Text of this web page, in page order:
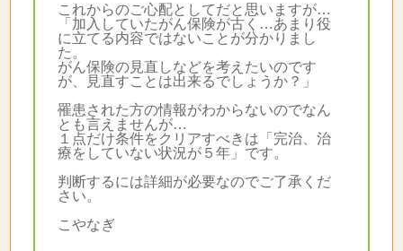
これからのご心配としてだと思いますが…
「加入していたがん保険が古く…あまり役
に立てる内容ではないことが分かりまし
た。
がん保険の見直しなどを考えたいのです
が、見直すことは出来るでしょうか？」
罹患された方の情報がわからないのでなん
とも言えませんが…
１点だけ条件をクリアすべきは「完治、治
療をしていない状況が５年」です。
判断するには詳細が必要なのでご了承くだ
さい。
こやなぎ